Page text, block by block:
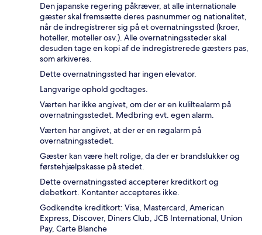
Den japanske regering påkræver, at alle internationale
gæster skal fremsætte deres pasnummer og nationalitet,
når de indregistrerer sig på et overnatningssted (kroer,
hoteller, moteller osv.). Alle overnatningssteder skal
desuden tage en kopi af de indregistrerede gæsters pas,
som arkiveres.
Dette overnatningssted har ingen elevator.
Langvarige ophold godtages.
Værten har ikke angivet, om der er en kuliltealarm på
overnatningsstedet. Medbring evt. egen alarm.
Værten har angivet, at der er en røgalarm på
overnatningsstedet.
Gæster kan være helt rolige, da der er brandslukker og
førstehjælpskasse på stedet.
Dette overnatningssted accepterer kreditkort og
debetkort. Kontanter accepteres ikke.
Godkendte kreditkort: Visa, Mastercard, American
Express, Discover, Diners Club, JCB International, Union
Pay, Carte Blanche